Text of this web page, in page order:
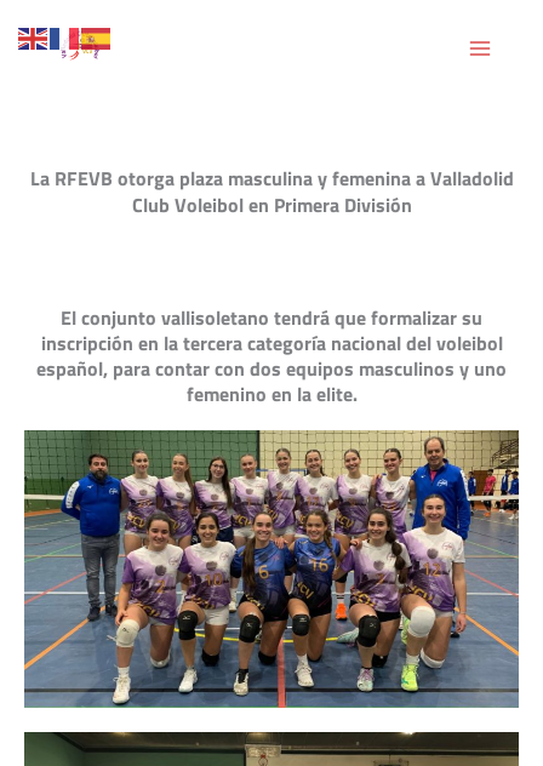
Ir
al
La RFEVB otorga plaza masculina y femenina a Valladolid
Club Voleibol en Primera División
El conjunto vallisoletano tendrá que formalizar su
inscripción en la tercera categoría nacional del voleibol
español, para contar con dos equipos masculinos y uno
femenino en la elite.